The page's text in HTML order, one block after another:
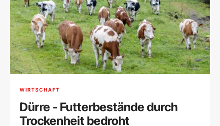
WIRTSCHAFT
Dürre - Futterbestände durch
Trockenheit bedroht